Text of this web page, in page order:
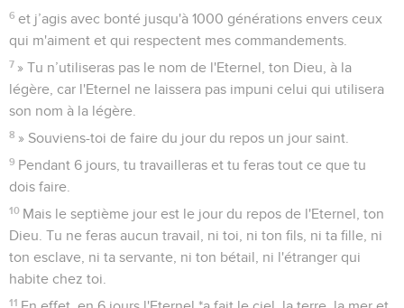
6 et j’agis avec bonté jusqu'à 1000 générations envers ceux
qui m'aiment et qui respectent mes commandements.
7 » Tu n’utiliseras pas le nom de l'Eternel, ton Dieu, à la
légère, car l'Eternel ne laissera pas impuni celui qui utilisera
son nom à la légère.
8 » Souviens-toi de faire du jour du repos un jour saint.
9 Pendant 6 jours, tu travailleras et tu feras tout ce que tu
dois faire.
10 Mais le septième jour est le jour du repos de l'Eternel, ton
Dieu. Tu ne feras aucun travail, ni toi, ni ton fils, ni ta fille, ni
ton esclave, ni ta servante, ni ton bétail, ni l'étranger qui
habite chez toi.
11